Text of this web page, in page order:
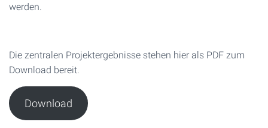
werden.
Die zentralen Projektergebnisse stehen hier als PDF zum
Download bereit.
Download